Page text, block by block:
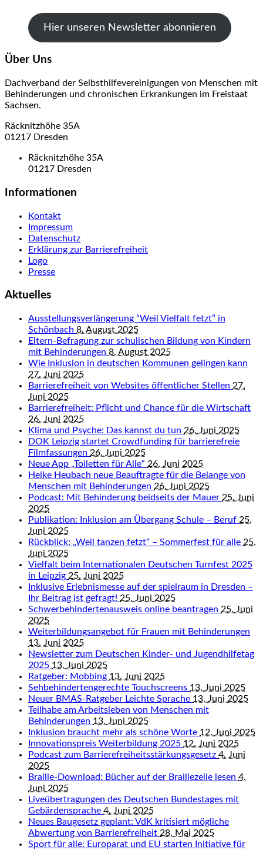
Hier unseren Newsletter abonnieren
Über Uns
Dachverband der Selbsthilfevereinigungen von Menschen mit
Behinderungen und chronischen Erkrankungen im Freistaat
Sachsen.
Räcknitzhöhe 35A
01217 Dresden
Räcknitzhöhe 35A
01217 Dresden
Informationen
Kontakt
Impressum
Datenschutz
Erklärung zur Barrierefreiheit
Logo
Presse
Aktuelles
Ausstellungsverlängerung “Weil Vielfalt fetzt” in
Schönbach 8. August 2025
Eltern-Befragung zur schulischen Bildung von Kindern
mit Behinderungen 8. August 2025
Wie Inklusion in deutschen Kommunen gelingen kann
27. Juni 2025
Barrierefreiheit von Websites öffentlicher Stellen 27.
Juni 2025
Barrierefreiheit: Pflicht und Chance für die Wirtschaft
26. Juni 2025
Klima und Psyche: Das kannst du tun 26. Juni 2025
DOK Leipzig startet Crowdfunding für barrierefreie
Filmfassungen 26. Juni 2025
Neue App „Toiletten für Alle“ 26. Juni 2025
Heike Heubach neue Beauftragte für die Belange von
Menschen mit Behinderungen 26. Juni 2025
Podcast: Mit Behinderung beidseits der Mauer 25. Juni
2025
Publikation: Inklusion am Übergang Schule – Beruf 25.
Juni 2025
Rückblick: „Weil tanzen fetzt“ – Sommerfest für alle 25.
Juni 2025
Vielfalt beim Internationalen Deutschen Turnfest 2025
in Leipzig 25. Juni 2025
Inklusive Erlebnismesse auf der spielraum in Dresden –
Ihr Beitrag ist gefragt! 25. Juni 2025
Schwerbehindertenausweis online beantragen 25. Juni
2025
Weiterbildungsangebot für Frauen mit Behinderungen
13. Juni 2025
Newsletter zum Deutschen Kinder- und Jugendhilfetag
2025 13. Juni 2025
Ratgeber: Mobbing 13. Juni 2025
Sehbehindertengerechte Touchscreens 13. Juni 2025
Neuer BMAS-Ratgeber Leichte Sprache 13. Juni 2025
Teilhabe am Arbeitsleben von Menschen mit
Behinderungen 13. Juni 2025
Inklusion braucht mehr als schöne Worte 12. Juni 2025
Innovationspreis Weiterbildung 2025 12. Juni 2025
Podcast zum Barrierefreiheitsstärkungsgesetz 4. Juni
2025
Braille-Download: Bücher auf der Braillezeile lesen 4.
Juni 2025
Liveübertragungen des Deutschen Bundestages mit
Gebärdensprache 4. Juni 2025
Neues Baugesetz geplant: VdK kritisiert mögliche
Abwertung von Barrierefreiheit 28. Mai 2025
Sport für alle: Europarat und EU starten Initiative für